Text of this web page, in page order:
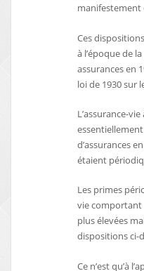
manifestement
Ces
à l’époque de
assurances en
loi de 1930 sur
L’assurance-
d’assurances
étaient
Les primes
vie comportant
plus élevées
dispositions ci-
Ce n’est qu’à